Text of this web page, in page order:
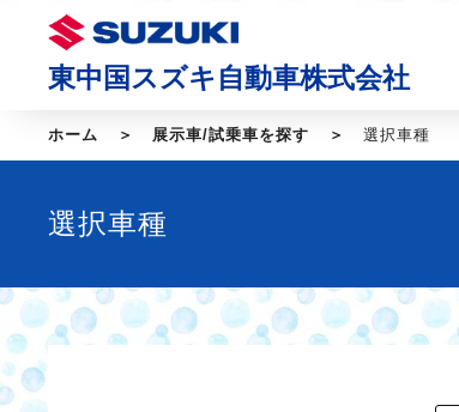
東中国スズキ自動車株式会社
ホーム 展示車/試乗車を探す 選択車種
選択車種